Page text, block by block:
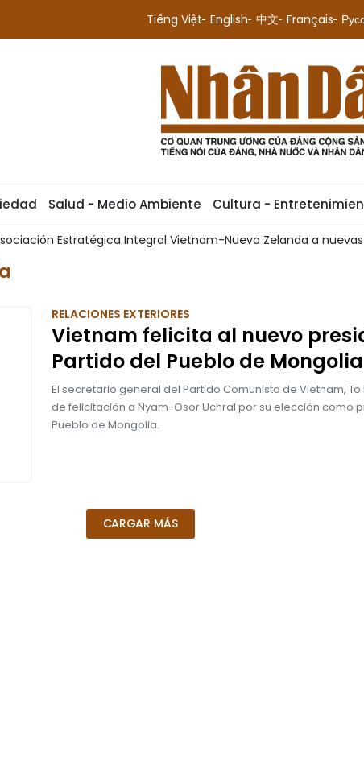
Tiếng Việt English 中文 Français
Salud - Medio Ambiente Cultura -
Estratégica Integral Vietnam-Nueva Zelanda a
RELACIONES EXTERIORES
Vietnam felicita al nuevo
Partido del Pueblo de Mongolia
El secretario general del Partido Comunista de Vietnam,
de felicitación a Nyam-Osor Uchral por su elección como
Pueblo de Mongolia.
CARGAR MÁS